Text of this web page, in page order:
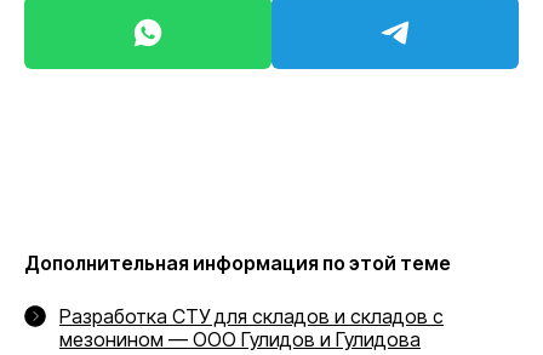
Дополнительная информация по этой теме
Разработка СТУ для складов и складов с
мезонином — ООО Гулидов и Гулидова